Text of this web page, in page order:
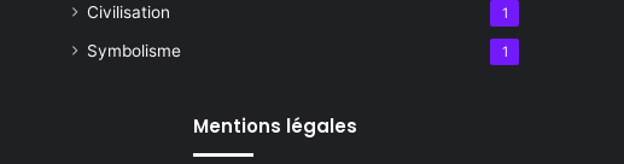
Civilisation 1
Symbolisme 1
Mentions légales